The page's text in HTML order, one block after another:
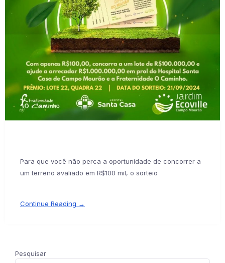
Para que você não perca a oportunidade de concorrer a
um terreno avaliado em R$100 mil, o sorteio
Continue Reading →
Pesquisar